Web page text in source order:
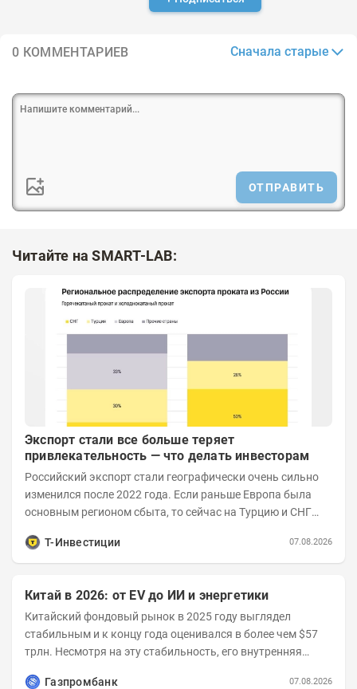
0 КОММЕНТАРИЕВ Сначала старые
ОТПРАВИТЬ
Читайте на SMART-LAB:
Экспорт стали все больше теряет
привлекательность — что делать инвесторам
Российский экспорт стали географически очень сильно
изменился после 2022 года. Если раньше Европа была
основным регионом сбыта, то сейчас на Турцию и СНГ
Т-Инвестиции
07.08.2026
Китай в 2026: от EV до ИИ и энергетики
Китайский фондовый рынок в 2025 году выглядел
стабильным и к концу года оценивался в более чем $57
трлн. Несмотря на эту стабильность, его внутренняя
Газпромбанк
07.08.2026